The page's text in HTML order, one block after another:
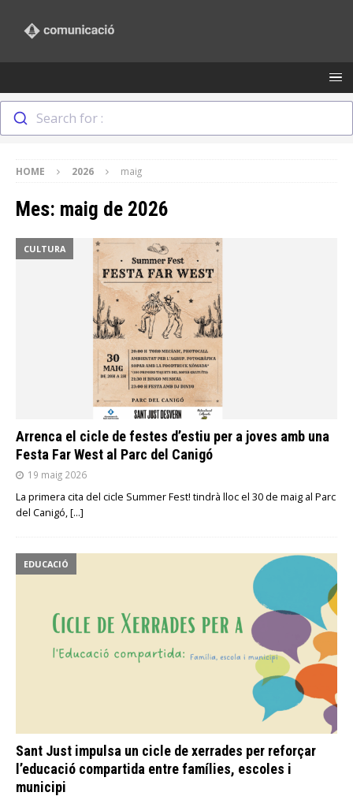
Search for :
HOME 2026 maig
Mes: maig de 2026
CULTURA
Arrenca el cicle de festes d’estiu per a joves amb una
Festa Far West al Parc del Canigó
19 maig 2026
La primera cita del cicle Summer Fest! tindrà lloc el 30 de maig al Parc
del Canigó,[…]
EDUCACIÓ
Sant Just impulsa un cicle de xerrades per reforçar
l’educació compartida entre famílies, escoles i
municipi